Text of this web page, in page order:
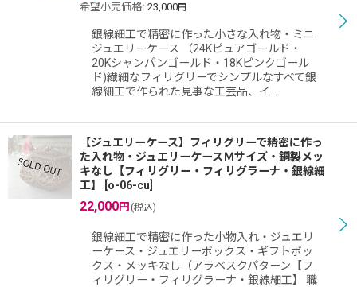
希望小売価格: 23,000円
銀線細工で精密に作った小さな入れ物・ミニ
ジュエリーケース （24Kピュアゴールド・
20Kシャンパンゴールド・18Kピンクゴール
ド)繊細なフィリグリーでシンプルなすべて銀
線細工で作られた見事な工芸品、イ…
【ジュエリーケース】フィリグリーで精密に作っ
た入れ物・ジュエリーケースＭサイズ・銅製メッ
キなし【フィリグリー・フィリグラーナ・銀線細
工】
o-06-cu
22,000円 (税込)
銀線細工で精密に作った小物入れ・ジュエリ
ーケース・ジュエリーボックス・ギフトボッ
クス・メッキなし（アラベスクパターン【フ
ィリグリー・フィリグラーナ・銀線細工】 職